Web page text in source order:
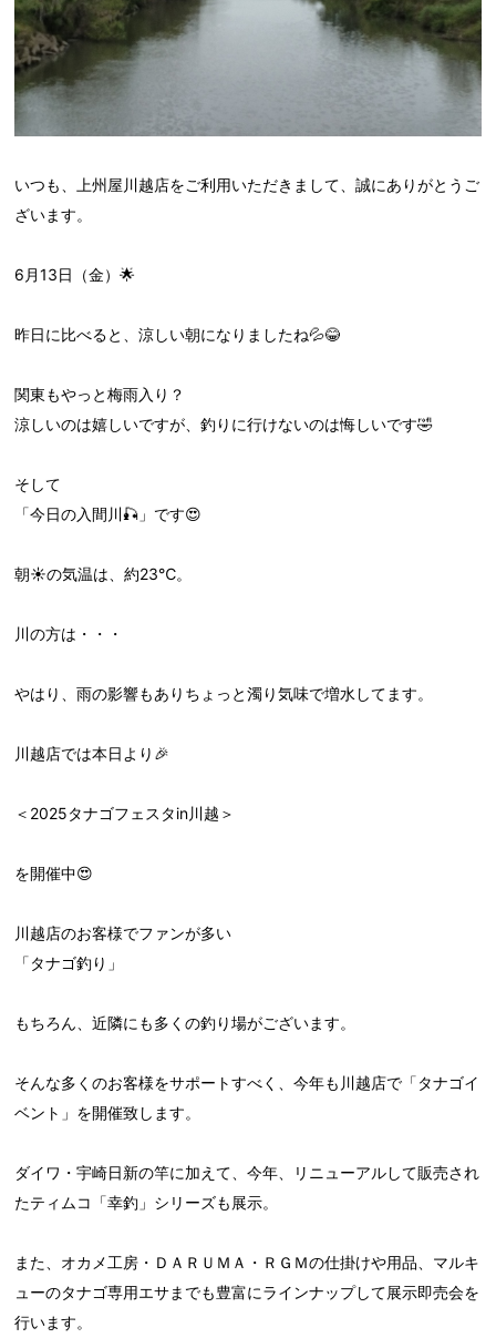
いつも、上州屋川越店をご利用いただきまして、誠にありがとうご
ざいます。
6月13日（金）🌟
昨日に比べると、涼しい朝になりましたね💦😂
関東もやっと梅雨入り？
涼しいのは嬉しいですが、釣りに行けないのは悔しいです🤣
そして
「今日の入間川🎣」です😍
朝☀の気温は、約23℃。
川の方は・・・
やはり、雨の影響もありちょっと濁り気味で増水してます。
川越店では本日より🎉
＜2025タナゴフェスタin川越＞
を開催中😍
川越店のお客様でファンが多い
「タナゴ釣り」
もちろん、近隣にも多くの釣り場がございます。
そんな多くのお客様をサポートすべく、今年も川越店で「タナゴイ
ベント」を開催致します。
ダイワ・宇崎日新の竿に加えて、今年、リニューアルして販売され
たティムコ「幸釣」シリーズも展示。
また、オカメ工房・ＤＡＲＵＭＡ・ＲＧＭの仕掛けや用品、マルキ
ューのタナゴ専用エサまでも豊富にラインナップして展示即売会を
行います。